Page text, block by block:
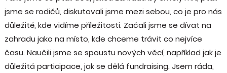
jsme se rodičů, diskutovali jsme mezi sebou, co je pro nás
důležité, kde vidíme příležitosti. Začali jsme se dívat na
zahradu jako na místo, kde chceme trávit co nejvíce
času. Naučili jsme se spoustu nových věcí, například jak je
důležitá participace, jak se dělá fundraising. Jsem ráda,